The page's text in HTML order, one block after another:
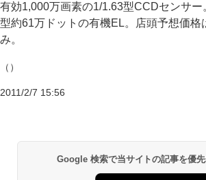
有効1,000万画素の1/1.63型CCDセンサ
型約61万ドットの有機EL。店頭予想価格
み。
（）
2011/2/7 15:56
Google 検索で当サイトの記事を優